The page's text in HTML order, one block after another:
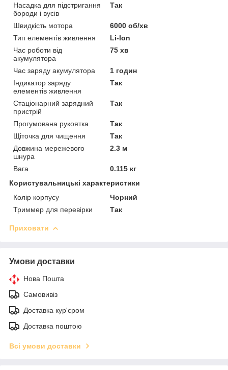
Насадка для підстригання
бороди і вусів
Так
Швидкість мотора
6000 об/хв
Тип елементів живлення
Li-Ion
Час роботи від
акумулятора
75 хв
Час заряду акумулятора
1 годин
Індикатор заряду
елементів живлення
Так
Стаціонарний зарядний
пристрій
Так
Прогумована рукоятка
Так
Щіточка для чищення
Так
Довжина мережевого
шнура
2.3 м
Вага
0.115 кг
Користувальницькі характеристики
Колір корпусу
Чорний
Триммер для перевірки
Так
Приховати
Умови доставки
Нова Пошта
Самовивіз
Доставка кур'єром
Доставка поштою
Всі умови доставки